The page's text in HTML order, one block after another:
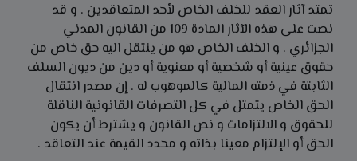
تمتد آثار العقد للخلف الخاص لأحد المتعاقدين . و قد
نصت على هذه الآثار المادة 109 من القانون المدني
الجزائري . و الخلف الخاص هو من ينتقل اليه حق خاص من
حقوق عينية أو شخصية أو معنوية أو دين من ديون السلف
الثابتة في ذمته المالية كالموهوب له . إن مصدر انتقال
الحق الخاص يتمثل في كل التصرفات القانونية الناقلة
للحقوق و الالتزامات و نص القانون و يشترط أن يكون
الحق أو الإلتزام معينا بذاته و محدد القيمة عند التعاقد .